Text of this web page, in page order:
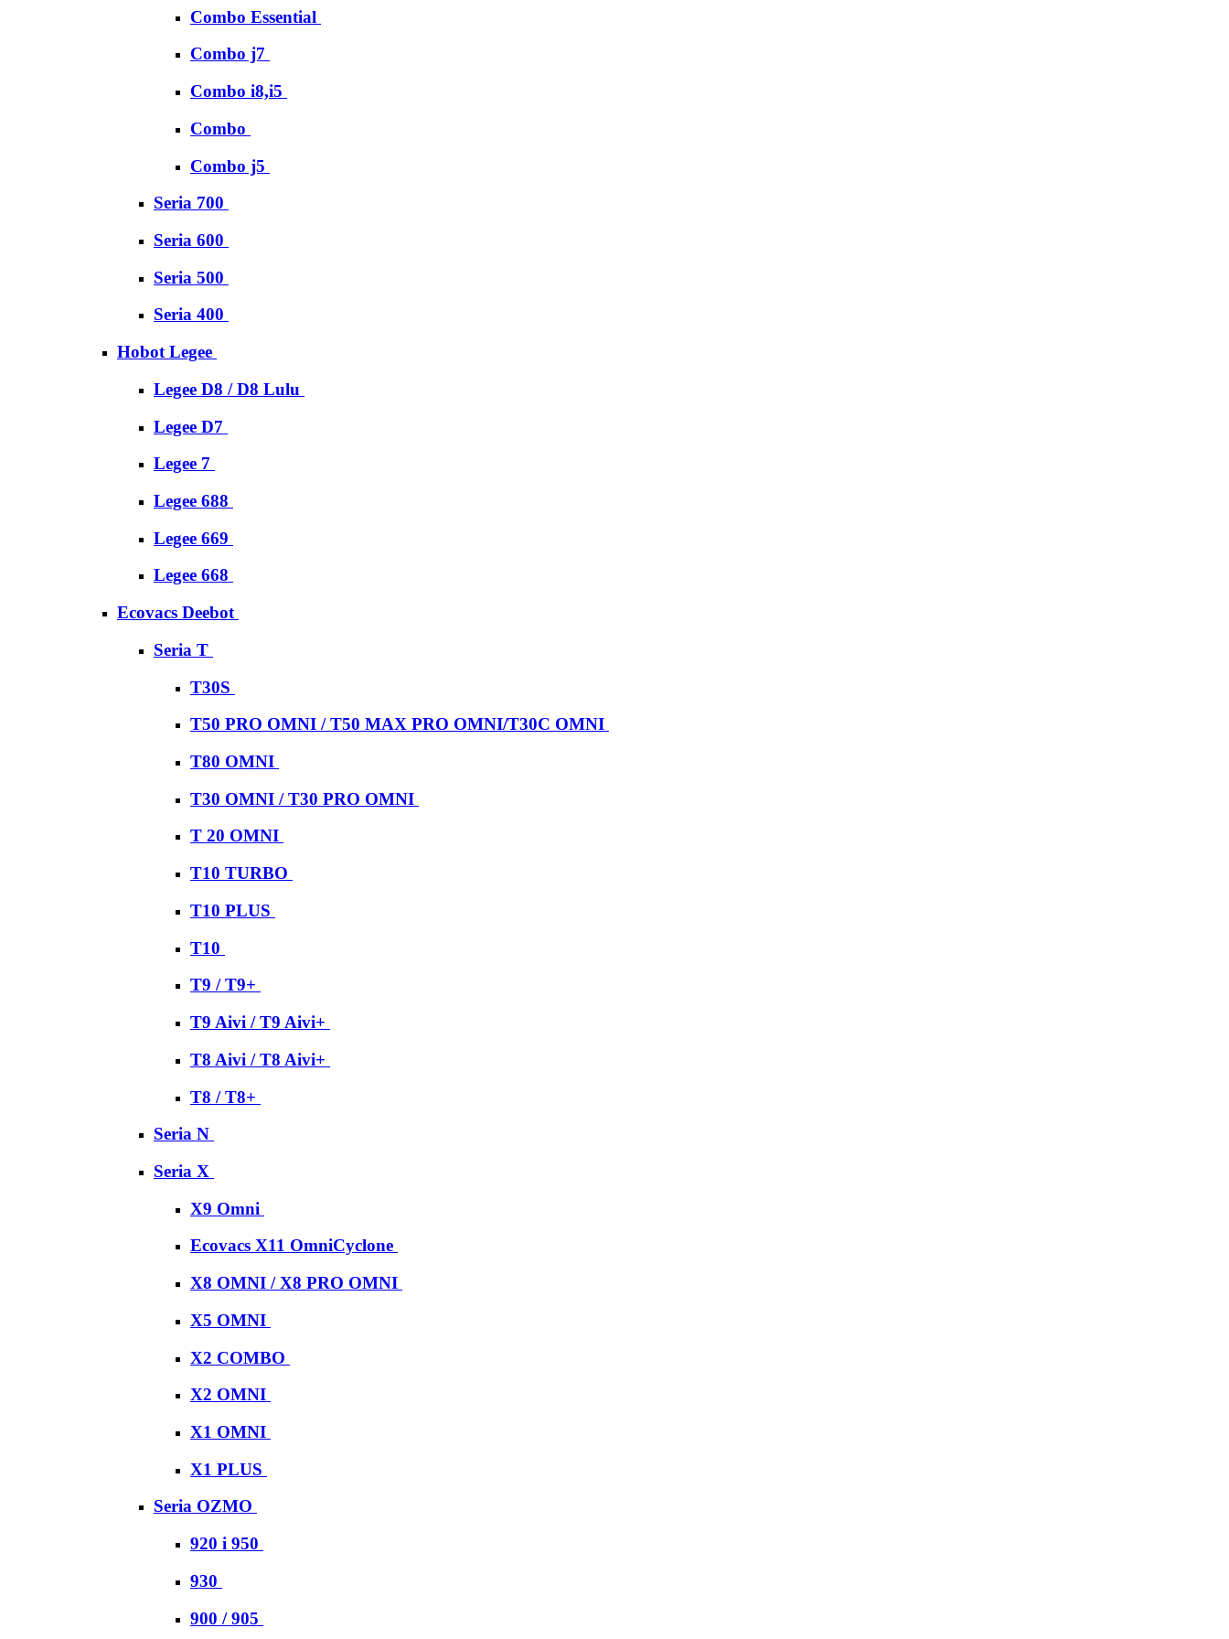
Combo Essential
Combo j7
Combo i8,i5
Combo
Combo j5
Seria 700
Seria 600
Seria 500
Seria 400
Hobot Legee
Legee D8 / D8 Lulu
Legee D7
Legee 7
Legee 688
Legee 669
Legee 668
Ecovacs Deebot
Seria T
T30S
T50 PRO OMNI / T50 MAX PRO OMNI/T30C OMNI
T80 OMNI
T30 OMNI / T30 PRO OMNI
T 20 OMNI
T10 TURBO
T10 PLUS
T10
T9 / T9+
T9 Aivi / T9 Aivi+
T8 Aivi / T8 Aivi+
T8 / T8+
Seria N
Seria X
X9 Omni
Ecovacs X11 OmniCyclone
X8 OMNI / X8 PRO OMNI
X5 OMNI
X2 COMBO
X2 OMNI
X1 OMNI
X1 PLUS
Seria OZMO
920 i 950
930
900 / 905